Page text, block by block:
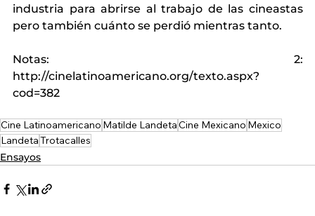
industria para abrirse al trabajo de las cineastas
pero también cuánto se perdió mientras tanto.
http://cinelatinoamericano.org/texto.aspx?
cod=382
Cine Latinoamericano Matilde LandetaCine Mexicano Mexico
LandetaTrotacalles
Ensayos